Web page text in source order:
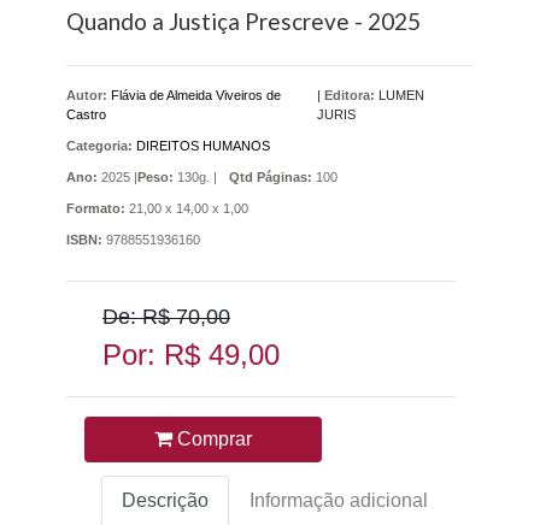
Quando a Justiça Prescreve - 2025
Autor: Flávia de Almeida Viveiros de
Castro
Editora: LUMEN
JURIS
Categoria: DIREITOS HUMANOS
Ano: 2025 | Peso: 130g. | Qtd Páginas: 100
Formato: 21,00 x 14,00 x 1,00
ISBN: 9788551936160
De: R$ 70,00
Por: R$ 49,00
Comprar
Descrição Informação adicional